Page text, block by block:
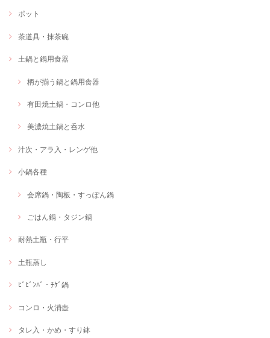
ポット
茶道具・抹茶碗
土鍋と鍋用食器
柄が揃う鍋と鍋用食器
有田焼土鍋・コンロ他
美濃焼土鍋と呑水
汁次・アラ入・レンゲ他
小鍋各種
会席鍋・陶板・すっぽん鍋
ごはん鍋・タジン鍋
耐熱土瓶・行平
土瓶蒸し
ﾋﾞﾋﾞﾝﾊﾞ・ﾁｹﾞ鍋
コンロ・火消壺
タレ入・かめ・すり鉢